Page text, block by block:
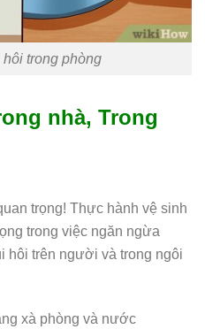
trong phòng
nhà, Trong
trọng! Thực hành vệ sinh
trong việc ngăn ngừa
hôi trên người và trong ngôi
xà phòng và nước